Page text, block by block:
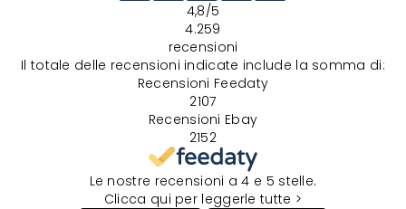
4,8/5
4.259
recensioni
Il totale delle recensioni indicate include la somma di:
Recensioni Feedaty
2107
Recensioni Ebay
2152
Le nostre recensioni a 4 e 5 stelle.
Clicca qui per leggerle tutte >